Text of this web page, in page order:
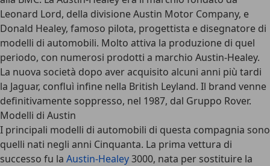
Leonard Lord, della divisione Austin Motor Company, e
Donald Healey, famoso pilota, progettista e disegnatore di
modelli di automobili. Molto attiva la produzione di quel
periodo, con numerosi prodotti a marchio Austin-Healey.
La nuova società dopo aver acquisito alcuni anni più tardi
la Jaguar, confluì infine nella British Leyland. Il brand venne
definitivamente soppresso, nel 1987, dal Gruppo Rover.
Modelli di Austin
I principali modelli di automobili di questa compagnia sono
quelli nati negli anni Cinquanta. La prima vettura di
successo fu la Austin-Healey3000, nata per sostituire la